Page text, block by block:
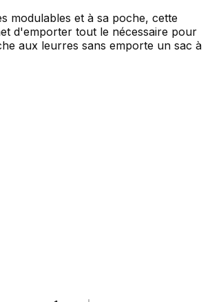
modulables et à sa poche, cette
d'emporter tout le nécessaire pour
aux leurres sans emporte un sac à